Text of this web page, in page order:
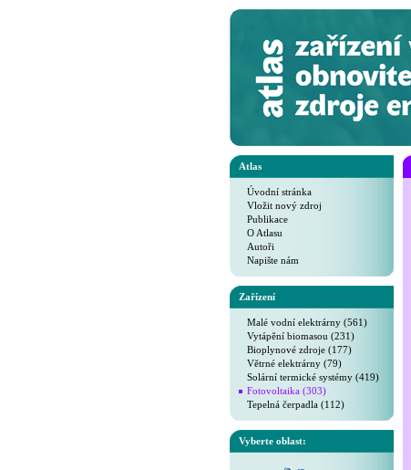
Atlas
Úvodní stránka
Vložit nový zdroj
Publikace
O Atlasu
Autoři
Napište nám
Zařízení
Malé vodní elektrárny (561)
Vytápění biomasou (231)
Bioplynové zdroje (177)
Větrné elektrárny (79)
Solární termické systémy (419)
Fotovoltaika (303)
Tepelná čerpadla (112)
Vyberte oblast: